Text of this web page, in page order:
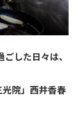
した日々は、
院」西井香春